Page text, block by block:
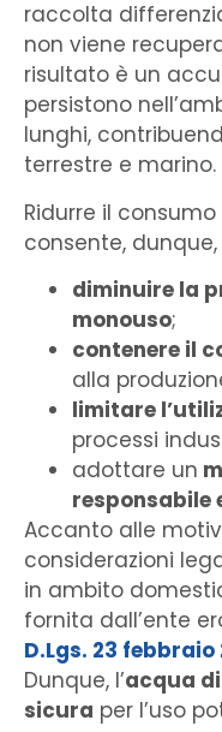
raccolta
non viene
risultato è un
persistono
lunghi,
terrestre e marino.
Ridurre il
consente, dunque,
diminuire la
monouso;
contenere il
alla
limitare
processi
adottare un
responsabile
Accanto alle
considerazioni
in ambito
fornita dall’ente
D.Lgs. 23 febbraio
Dunque, l’acqua
sicura per l’uso